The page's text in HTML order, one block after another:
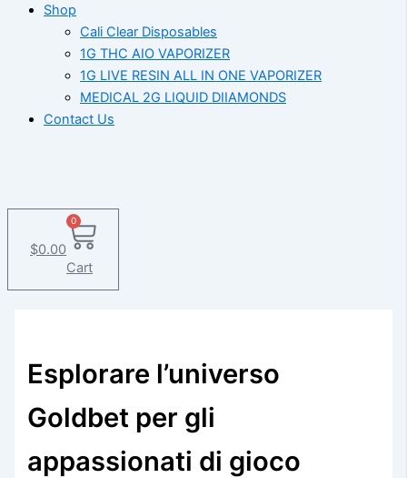
Shop
Cali Clear Disposables
1G THC AIO VAPORIZER
1G LIVE RESIN ALL IN ONE VAPORIZER
MEDICAL 2G LIQUID DIIAMONDS
Contact Us
$0.00
0
Cart
Esplorare l’universo
Goldbet per gli
appassionati di gioco